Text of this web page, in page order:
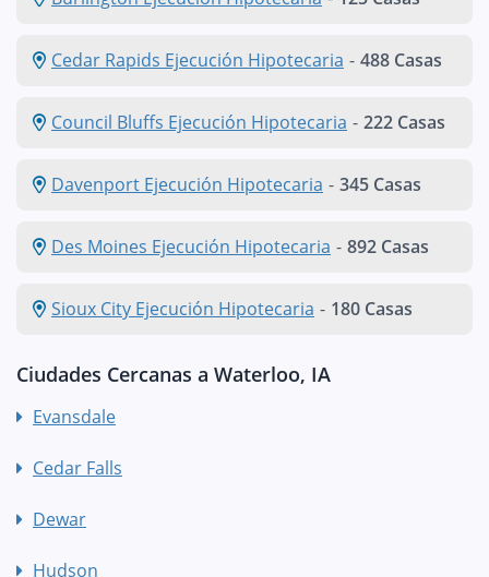
Cedar Rapids Ejecución Hipotecaria - 488 Casas
Council Bluffs Ejecución Hipotecaria - 222 Casas
Davenport Ejecución Hipotecaria - 345 Casas
Des Moines Ejecución Hipotecaria - 892 Casas
Sioux City Ejecución Hipotecaria - 180 Casas
Ciudades Cercanas a Waterloo, IA
Evansdale
Cedar Falls
Dewar
Hudson